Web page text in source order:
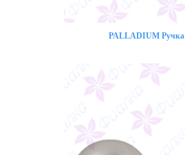
PALLADIUM Ручка